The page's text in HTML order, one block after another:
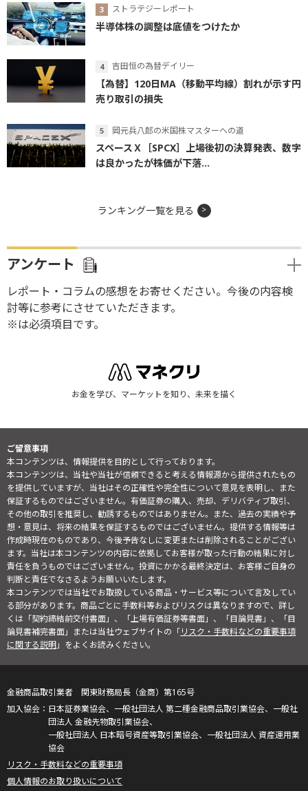
ストラテジーレポート
半導体株の調整は底値をつけたか
吉田恒の為替デイリー
【為替】120日MA（移動平均線）割れが示す円
売り取引の損失
岡元兵八郎の米国株マスターへの道
スペースＸ［SPCX］上場後初の決算発表、数字
は良かったが株価が下落...
ランキング一覧を見る
アンケート
レポート・コラムの感想をお寄せください。今後の内容検
討等に参考にさせていただきます。
※は必須項目です。
お金を学び、マーケットを知り、未来を描く
ご留意事項
本コンテンツは、情報提供を目的として行っております。
本コンテンツは、当社や当社が信頼できると考える情報源から提供されたもの
を提供していますが、当社はその正確性や完全性について意見を表明し、また
保証するものではございません。有価証券の購入、売却、デリバティブ取引、
その他の取引を推奨し、勧誘するものではありません。また、過去の実績や予
想・意見は、将来の結果を保証するものではございません。提供する情報等は
作成時現在のものであり、今後予告なしに変更または削除されることがござい
ます。当社は本コンテンツの内容に依拠してお客様が取った行動の結果に対し
責任を負うものではございません。投資にかかる最終決定は、お客様ご自身の
判断と責任でなさるようお願いいたします。
本コンテンツでは当社でお取扱している商品・サービス等について言及してい
る部分があります。商品ごとに手数料等およびリスクは異なりますので、詳し
くは「契約締結前交付書面」、「上場有価証券等書面」、「目論見書」、「目
論見書補完書面」または当社ウェブサイトの「リスク・手数料などの重要事項
に関する説明」をよくお読みください。
金融商品取引業者 関東財務局長（金商）第165号
日本証券業協会、一般社団法人 第二種金融商品取引業協会、一般社
団法人 金融先物取引業協会、
一般社団法人 日本暗号資産等取引業協会、一般社団法人 資産運用業
協会
リスク・手数料などの重要事項
個人情報のお取り扱いについて